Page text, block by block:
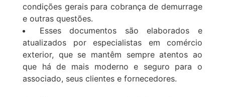
condições gerais para cobrança de demurrage
e outras questões.
Esses documentos são elaborados e
atualizados por especialistas em comércio
exterior, que se mantêm sempre atentos ao
que há de mais moderno e seguro para o
associado, seus clientes e fornecedores.